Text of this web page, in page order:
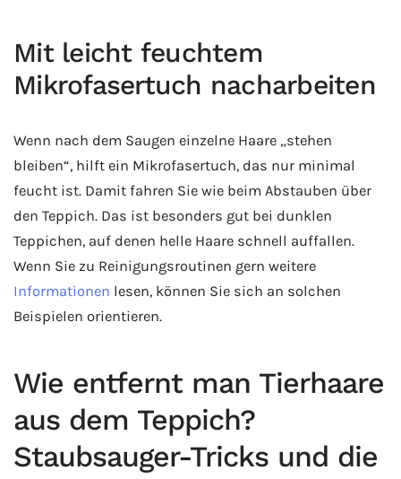
Mit leicht feuchtem
Mikrofasertuch nacharbeiten
Wenn nach dem Saugen einzelne Haare „stehen
bleiben“, hilft ein Mikrofasertuch, das nur minimal
feucht ist. Damit fahren Sie wie beim Abstauben über
den Teppich. Das ist besonders gut bei dunklen
Teppichen, auf denen helle Haare schnell auffallen.
Wenn Sie zu Reinigungsroutinen gern weitere
Informationen lesen, können Sie sich an solchen
Beispielen orientieren.
Wie entfernt man Tierhaare
aus dem Teppich?
Staubsauger-Tricks und die